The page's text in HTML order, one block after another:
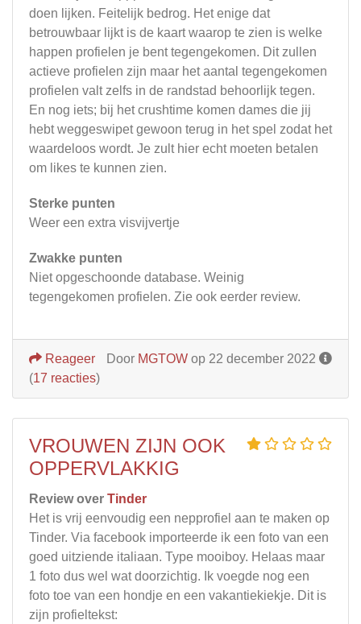
doen lijken. Feitelijk bedrog. Het enige dat
betrouwbaar lijkt is de kaart waarop te zien is welke
happen profielen je bent tegengekomen. Dit zullen
actieve profielen zijn maar het aantal tegengekomen
profielen valt zelfs in de randstad behoorlijk tegen.
En nog iets; bij het crushtime komen dames die jij
hebt weggeswipet gewoon terug in het spel zodat het
waardeloos wordt. Je zult hier echt moeten betalen
om likes te kunnen zien.
Sterke punten
Weer een extra visvijvertje
Zwakke punten
Niet opgeschoonde database. Weinig
tegengekomen profielen. Zie ook eerder review.
Door MGTOW op 22 december 2022
Reageer
(17 reacties)
VROUWEN ZIJN OOK
OPPERVLAKKIG
Review over Tinder
Het is vrij eenvoudig een nepprofiel aan te maken op
Tinder. Via facebook importeerde ik een foto van een
goed uitziende italiaan. Type mooiboy. Helaas maar
1 foto dus wel wat doorzichtig. Ik voegde nog een
foto toe van een hondje en een vakantiekiekje. Dit is
zijn profieltekst: